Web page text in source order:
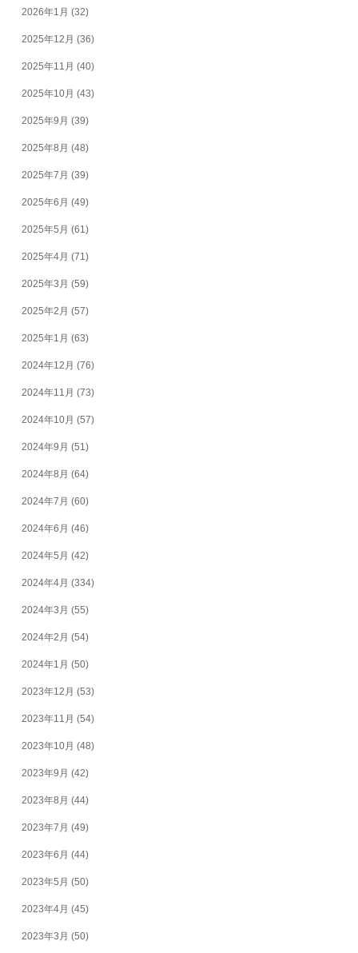
2026年1月 (32)
2025年12月 (36)
2025年11月 (40)
2025年10月 (43)
2025年9月 (39)
2025年8月 (48)
2025年7月 (39)
2025年6月 (49)
2025年5月 (61)
2025年4月 (71)
2025年3月 (59)
2025年2月 (57)
2025年1月 (63)
2024年12月 (76)
2024年11月 (73)
2024年10月 (57)
2024年9月 (51)
2024年8月 (64)
2024年7月 (60)
2024年6月 (46)
2024年5月 (42)
2024年4月 (334)
2024年3月 (55)
2024年2月 (54)
2024年1月 (50)
2023年12月 (53)
2023年11月 (54)
2023年10月 (48)
2023年9月 (42)
2023年8月 (44)
2023年7月 (49)
2023年6月 (44)
2023年5月 (50)
2023年4月 (45)
2023年3月 (50)